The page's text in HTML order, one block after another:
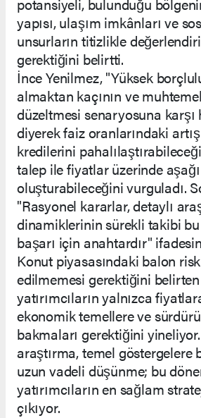
yapısı, ulaşım imkânları ve
unsurların titizlikle
gerektiğini belirtti.
İnce Yenilmez, "Yüksek
almaktan kaçının ve
düzeltmesi senaryosuna karşı
diyerek faiz oranlarındaki
kredilerini
talep ile fiyatlar üzerinde
oluşturabileceğini vurguladı.
"Rasyonel kararlar, detaylı
dinamiklerinin sürekli takibi
başarı için anahtardır"
Konut piyasasındaki balon
edilmemesi gerektiğini
yatırımcıların yalnızca
ekonomik temellere ve
bakmaları gerektiğini
araştırma, temel göstergelere
uzun vadeli düşünme; bu
yatırımcıların en sağlam
çıkıyor.